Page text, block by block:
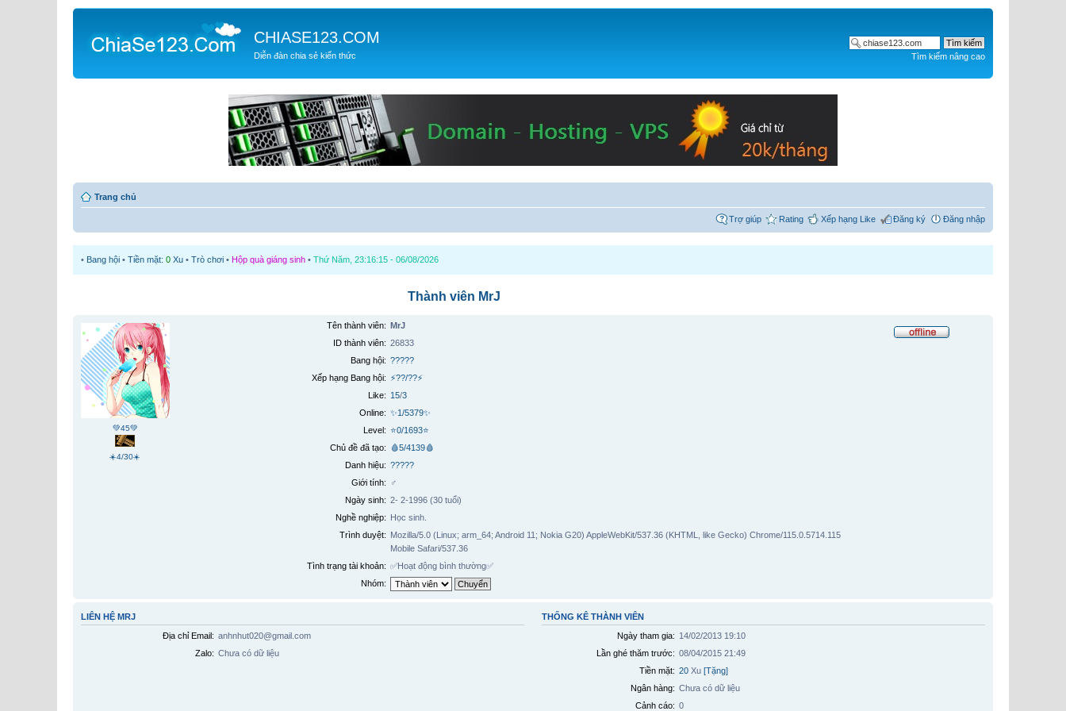
CHIASE123.COM
Diễn đàn chia sẻ kiến thức Tìm kiếm nâng cao
Trang chủ
Trợ giúp Rating Xếp hạng Like Đăng ký Đăng nhập
• Bang hội • Tiền mặt: 0 Xu • Trò chơi • Hộp quà giáng sinh • Thứ Năm, 23:16:15 - 06/08/2026
Thành viên MrJ
💚45💚
☀️4/30☀️
Tên thành viên: MrJ
ID thành viên: 26833
Bang hội: ?????
Xếp hạng Bang hội: ⚡??/??⚡
Like: 15/3
Online: ✨1/5379✨
Level: ⭐0/1693⭐
Chủ đề đã tạo:
🩸5/4139🩸
Danh hiệu: ?????
Giới tính:
♂️
Ngày sinh: 2- 2-1996 (30 tuổi)
Nghề nghiệp: Học sinh.
Trình duyệt: Mozilla/5.0 (Linux; arm_64; Android 11; Nokia G20) AppleWebKit/537.36 (KHTML, like Gecko) Chrome/115.0.5714.115
Mobile Safari/537.36
Tình trạng tài khoản: ✅Hoạt động bình thường✅
Nhóm:
LIÊN HỆ MRJ
Địa chỉ Email: anhnhut020@gmail.com
Zalo: Chưa có dữ liệu
THỐNG KÊ THÀNH VIÊN
Ngày tham gia: 14/02/2013 19:10
Lần ghé thăm trước: 08/04/2015 21:49
Tiền mặt: 20Xu [Tặng]
Ngân hàng: Chưa có dữ liệu
Cảnh cáo: 0